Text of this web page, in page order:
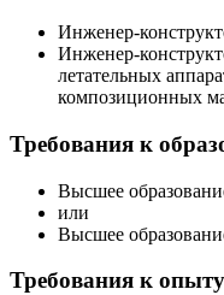
Инженер-
Инженер-
летательных
композиционных
Требования к
Высшее
или
Высшее
Требования к